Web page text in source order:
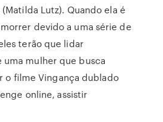
Lutz). Quando ela é
devido a uma série de
terão que lidar
uma mulher que busca
o filme Vingança dublado
online, assistir